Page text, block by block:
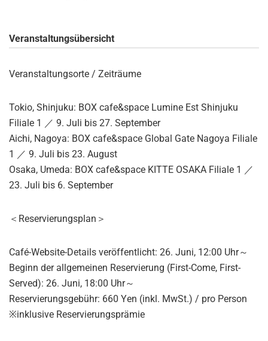
Veranstaltungsübersicht
Veranstaltungsorte / Zeiträume
Tokio, Shinjuku: BOX cafe&space Lumine Est Shinjuku
Filiale 1 ／ 9. Juli bis 27. September
Aichi, Nagoya: BOX cafe&space Global Gate Nagoya Filiale
1 ／ 9. Juli bis 23. August
Osaka, Umeda: BOX cafe&space KITTE OSAKA Filiale 1 ／
23. Juli bis 6. September
＜Reservierungsplan＞
Café-Website-Details veröffentlicht: 26. Juni, 12:00 Uhr～
Beginn der allgemeinen Reservierung (First-Come, First-
Served): 26. Juni, 18:00 Uhr～
Reservierungsgebühr: 660 Yen (inkl. MwSt.) / pro Person
※inklusive Reservierungsprämie